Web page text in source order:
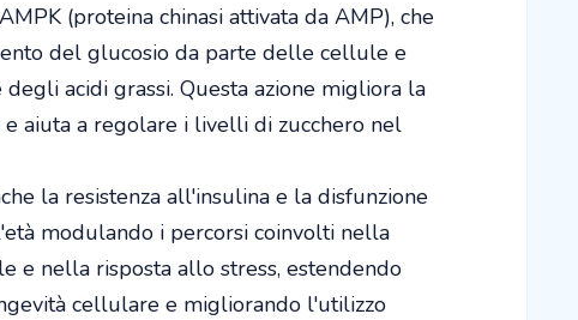
(proteina chinasi attivata da AMP), che
del glucosio da parte delle cellule e
acidi grassi. Questa azione migliora la
aiuta a regolare i livelli di zucchero nel
la resistenza all'insulina e la disfunzione
modulando i percorsi coinvolti nella
e nella risposta allo stress, estendendo
cellulare e migliorando l'utilizzo